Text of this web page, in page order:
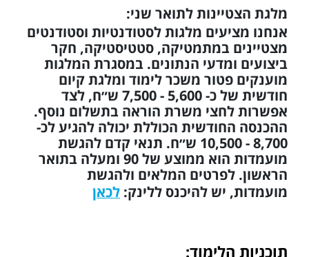
מלגת הצטיינות לתואר שני:
אנחנו מציעים מלגות לסטודנטיות וסטודנטים
מצטיינים במתמטיקה, סטטיסטיקה, חקר
ביצועים ומדעי הנתונים. במסגרת המלגות
מוענקים פטור משכר לימוד ומלגת קיום
חודשית של כ- 5,600 - 7,500 ש״ח, לצד
אפשרות לחצי משרת הוראה בתשלום נוסף.
ההכנסה החודשית הכוללת יכולה להגיע לכ-
8,700 - 10,500 ש״ח. תנאי קדם להגשת
מועמדות הוא ממוצע של 90 ומעלה בתואר
הראשון. לפרטים המלאים ולהגשת
מועמדות, יש להיכנס ללינק:לכאן
תוכניות הלימוד: